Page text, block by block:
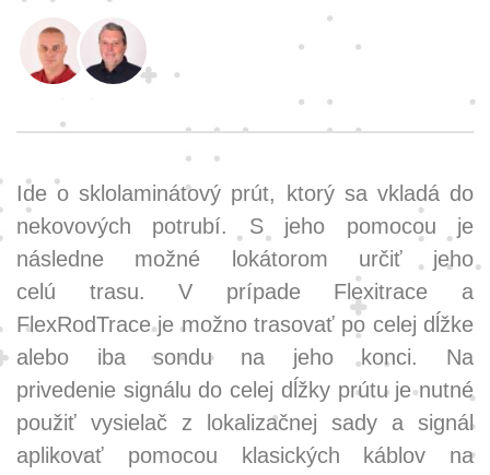
Ide o sklolaminátový prút, ktorý sa vkladá do
nekovových potrubí. S jeho pomocou je
následne možné lokátorom určiť jeho
celú trasu. V prípade Flexitrace a
FlexRodTrace je možno trasovať po celej dĺžke
alebo iba sondu na jeho konci. Na
privedenie signálu do celej dĺžky prútu je nutné
použiť vysielač z lokalizačnej sady a signál
aplikovať pomocou klasických káblov na